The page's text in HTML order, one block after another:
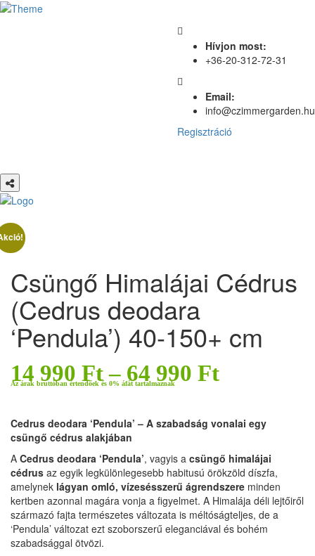
Hívjon most:
+36-20-312-72-31
Email:
info@czimmergarden.hu
Regisztráció
Csüngő Himalájai Cédrus
(Cedrus deodara
‘Pendula’) 40-150+ cm
14 990 Ft– 64 990 Ft
Az árak bruttóban értendőek és 0% áfát tartalmaznak
Cedrus deodara ‘Pendula’ – A szabadság vonalai egy
csüngő cédrus alakjában
A Cedrus deodara ‘Pendula’, vagyis a csüngő himalájai
cédrus az egyik legkülönlegesebb habitusú örökzöld díszfa,
amelynek lágyan omló, vízesésszerű ágrendszere minden
kertben azonnal magára vonja a figyelmet. A Himalája déli lejtőiről
származó fajta természetes változata is méltóságteljes, de a
‘Pendula’ változat ezt szoborszerű eleganciával és bohém
szabadsággal ötvözi.